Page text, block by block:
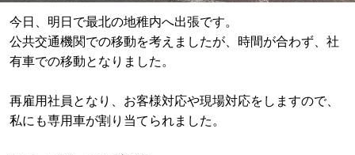
今日、明日で最北の地稚内へ出張です。
公共交通機関での移動を考えましたが、時間が合わず、社
有車での移動となりました。
再雇用社員となり、お客様対応や現場対応をしますので、
私にも専用車が割り当てられました。